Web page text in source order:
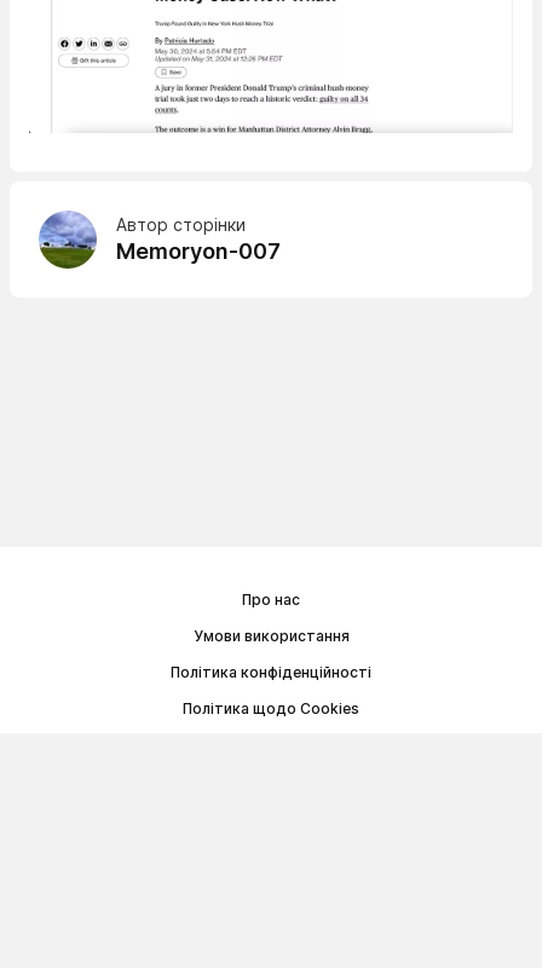
Автор сторінки
Memoryon-007
Про нас
Умови використання
Політика конфіденційності
Політика щодо Cookies